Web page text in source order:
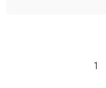
1